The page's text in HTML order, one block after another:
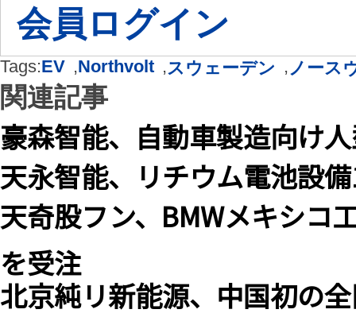
会員ログイン
Tags:EV ,Northvolt ,スウェーデン ,ノース
関連記事
豪森智能、自動車製造向け
天永智能、リチウム電池設
天奇股フン、BMWメキシコ
を受注
北京純リ新能源、中国初の